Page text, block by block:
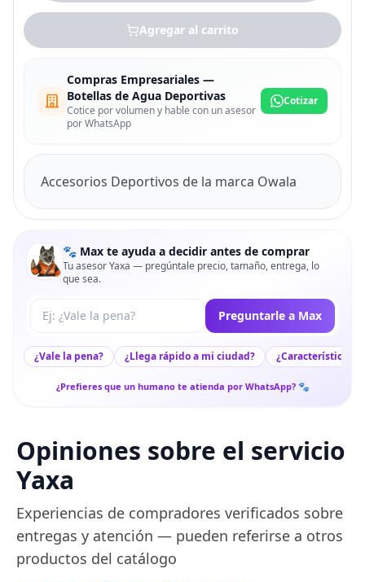
Agregar al carrito
Compras Empresariales —
Botellas de Agua Deportivas
Cotice por volumen y hable con un asesor
por WhatsApp
Cotizar
Accesorios Deportivos de la marca Owala
🐾 Max te ayuda a decidir antes de comprar
Tu asesor Yaxa — pregúntale precio, tamaño, entrega, lo
que sea.
Tu pregunta a Max Preguntarle a Max
¿Vale la pena? ¿Llega rápido a mi ciudad? ¿Características
¿Prefieres que un humano te atienda por WhatsApp? 🐾
Opiniones sobre el servicio
Yaxa
Experiencias de compradores verificados sobre
entregas y atención — pueden referirse a otros
productos del catálogo